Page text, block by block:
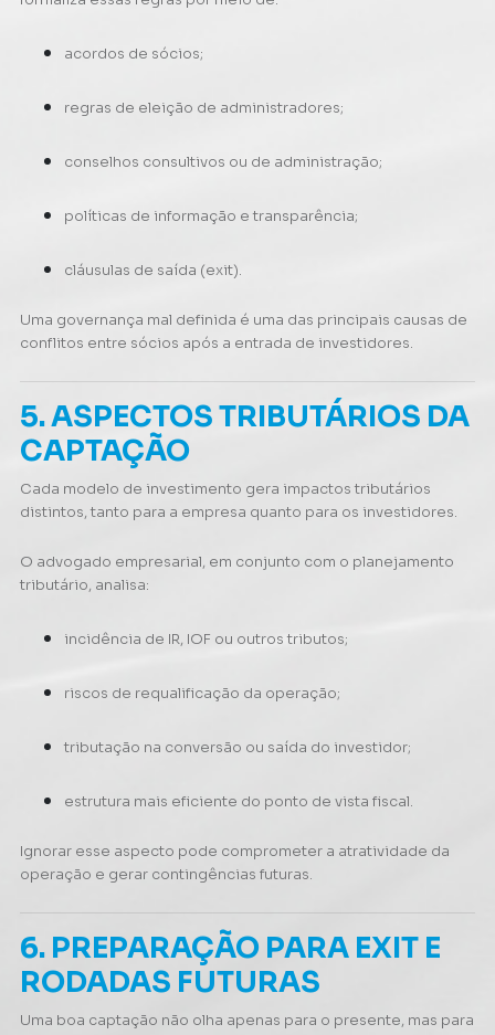
acordos de sócios;
regras de eleição de administradores;
conselhos consultivos ou de administração;
políticas de informação e transparência;
cláusulas de saída (exit).
Uma governança mal definida é uma das principais causas de
conflitos entre sócios após a entrada de investidores.
5. ASPECTOS TRIBUTÁRIOS DA
CAPTAÇÃO
Cada modelo de investimento gera impactos tributários
distintos, tanto para a empresa quanto para os investidores.
O advogado empresarial, em conjunto com o planejamento
tributário, analisa:
incidência de IR, IOF ou outros tributos;
riscos de requalificação da operação;
tributação na conversão ou saída do investidor;
estrutura mais eficiente do ponto de vista fiscal.
Ignorar esse aspecto pode comprometer a atratividade da
operação e gerar contingências futuras.
6. PREPARAÇÃO PARA EXIT E
RODADAS FUTURAS
Uma boa captação não olha apenas para o presente, mas para